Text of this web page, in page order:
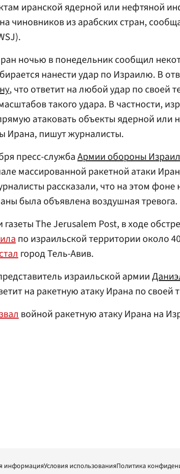
иранской ядерной или нефтяной
чиновников из арабских стран,
ночью в понедельник сообщил
нанести удар по Израилю. В
, что ответит на любой удар по своей
такого удара. В частности,
атаковать объекты ядерной или
Ирана, пишут журналисты.
пресс-службаАрмии обороны
массированной ракетной атаки
рассказали, что на этом фоне
была объявлена воздушная тревога.
The Jerusalem Post, в ходе
по израильской территории около
город Тель-Авив.
израильской армии
на ракетную атаку Ирана по своей
войной ракетную атаку Ирана на
информацияУсловия использованияПолитика